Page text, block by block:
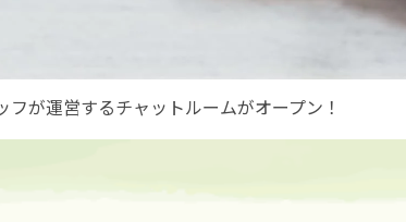
フが運営するチャットルームがオープン！